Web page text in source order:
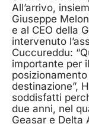
All’arrivo,
Giuseppe
e al CEO della
intervenuto
Cuccureddu:
importante per
destinazione”,
soddisfatti
due anni, nel
Geasar e Delta